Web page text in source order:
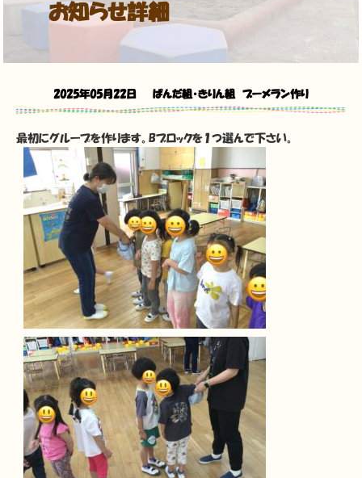
お知らせ詳細
2025年05月22日 ぱんだ組・きりん組 ブーメラン作り
最初にグループを作ります。Bブロックを１つ選んで下さい。